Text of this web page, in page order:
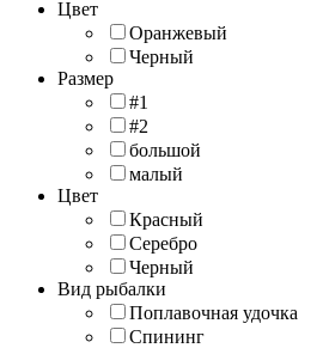
Цвет
Оранжевый
Черный
Размер
#1
#2
большой
малый
Цвет
Красный
Серебро
Черный
Вид рыбалки
Поплавочная удочка
Спининг